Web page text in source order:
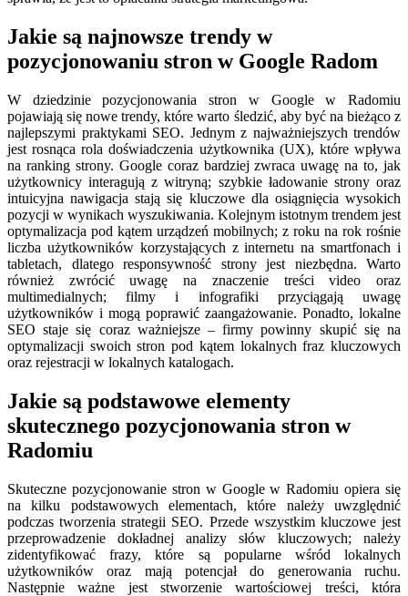
Jakie są najnowsze trendy w
pozycjonowaniu stron w Google Radom
W dziedzinie pozycjonowania stron w Google w Radomiu
pojawiają się nowe trendy, które warto śledzić, aby być na bieżąco z
najlepszymi praktykami SEO. Jednym z najważniejszych trendów
jest rosnąca rola doświadczenia użytkownika (UX), które wpływa
na ranking strony. Google coraz bardziej zwraca uwagę na to, jak
użytkownicy interagują z witryną; szybkie ładowanie strony oraz
intuicyjna nawigacja stają się kluczowe dla osiągnięcia wysokich
pozycji w wynikach wyszukiwania. Kolejnym istotnym trendem jest
optymalizacja pod kątem urządzeń mobilnych; z roku na rok rośnie
liczba użytkowników korzystających z internetu na smartfonach i
tabletach, dlatego responsywność strony jest niezbędna. Warto
również zwrócić uwagę na znaczenie treści video oraz
multimedialnych; filmy i infografiki przyciągają uwagę
użytkowników i mogą poprawić zaangażowanie. Ponadto, lokalne
SEO staje się coraz ważniejsze – firmy powinny skupić się na
optymalizacji swoich stron pod kątem lokalnych fraz kluczowych
oraz rejestracji w lokalnych katalogach.
Jakie są podstawowe elementy
skutecznego pozycjonowania stron w
Radomiu
Skuteczne pozycjonowanie stron w Google w Radomiu opiera się
na kilku podstawowych elementach, które należy uwzględnić
podczas tworzenia strategii SEO. Przede wszystkim kluczowe jest
przeprowadzenie dokładnej analizy słów kluczowych; należy
zidentyfikować frazy, które są popularne wśród lokalnych
użytkowników oraz mają potencjał do generowania ruchu.
Następnie ważne jest stworzenie wartościowej treści, która